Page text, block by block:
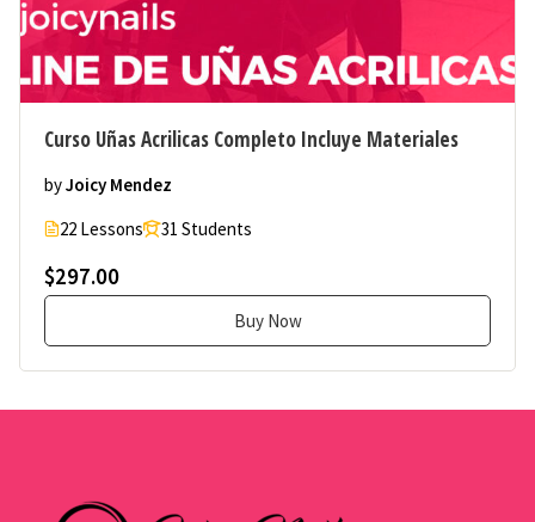
Curso Uñas Acrilicas Completo Incluye Materiales
byJoicy Mendez
22 Lessons
31 Students
$297.00
Buy Now